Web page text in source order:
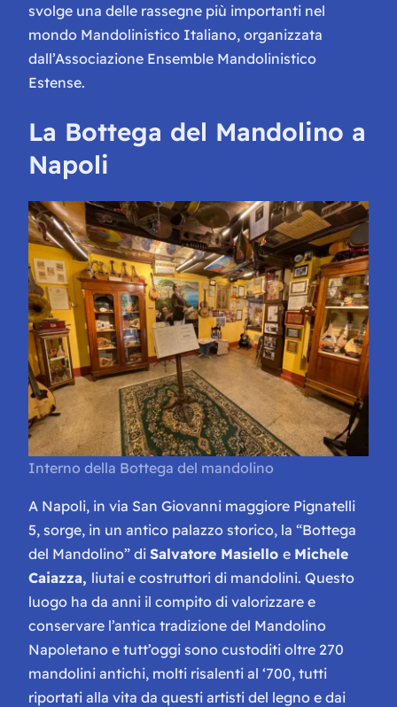
svolge una delle rassegne più importanti nel
mondo Mandolinistico Italiano, organizzata
dall’Associazione Ensemble Mandolinistico
Estense.
La Bottega del Mandolino a
Napoli
Interno della Bottega del mandolino
A Napoli, in via San Giovanni maggiore Pignatelli
5, sorge, in un antico palazzo storico, la “Bottega
del Mandolino” di Salvatore Masiello e Michele
Caiazza, liutai e costruttori di mandolini. Questo
luogo ha da anni il compito di valorizzare e
conservare l’antica tradizione del Mandolino
Napoletano e tutt’oggi sono custoditi oltre 270
mandolini antichi, molti risalenti al ‘700, tutti
riportati alla vita da questi artisti del legno e dai